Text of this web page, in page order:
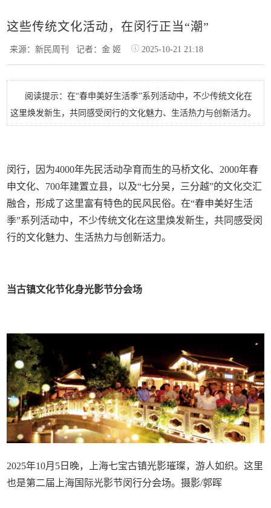
这些传统文化活动，在闵行正当“潮”
来源：新民周刊记者：金 姬 2025-10-21 21:18
阅读提示：在“春申美好生活季”系列活动中，不少传统文化在
这里焕发新生，共同感受闵行的文化魅力、生活热力与创新活力。
闵行，因为4000年先民活动孕育而生的马桥文化、2000年春
申文化、700年建置立县，以及“七分吴，三分越”的文化交汇
融合，形成了这里富有特色的民风民俗。在“春申美好生活
季”系列活动中，不少传统文化在这里焕发新生，共同感受闵
行的文化魅力、生活热力与创新活力。
当古镇文化节化身光影节分会场
2025年10月5日晚，上海七宝古镇光影璀璨，游人如织。这里
也是第二届上海国际光影节闵行分会场。摄影/郭晖